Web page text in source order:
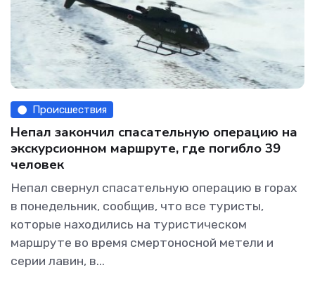
Происшествия
Непал закончил спасательную операцию на
экскурсионном маршруте, где погибло 39
человек
Непал свернул спасательную операцию в горах
в понедельник, сообщив, что все туристы,
которые находились на туристическом
маршруте во время смертоносной метели и
серии лавин, в...